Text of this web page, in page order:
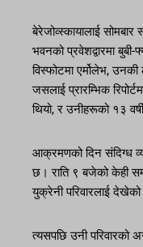
बेरेजोव्स्कायालाई
भवनको प्रवेशद्वारमा
विस्फोटमा एर्मोलेभ,
जसलाई प्रारम्भिक
थियो, र उनीहरूको १३
आक्रमणको दिन संदिग्ध
छ। राति ९ बजेको केही
युक्रेनी परिवारलाई
त्यसपछि उनी परिवारको